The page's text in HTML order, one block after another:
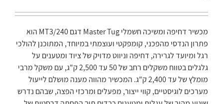
מכשיר דחיפה ומשיכה חשמלי Master Tug דגם MT3/240 הוא
פתרון הנדסי מהפכני, קומפקטי ועוצמתי במיוחד, המתוכנן להולכי
רגל ומיועד לגרירה, דחיפה וניווט מדויק של ציוד ומטענים על
גלגלים בטווח משקלים רחב של 50 עד 2,500 ק"ג, עם משקל מרבי
מומלץ של עד 2,400 ק"ג. המכשיר מהווה מענה מושלם לייעול
מערכים לוגיסטיים, קווי ייצור, מפעלים ומרכזי הפצה, שבהם נדרש